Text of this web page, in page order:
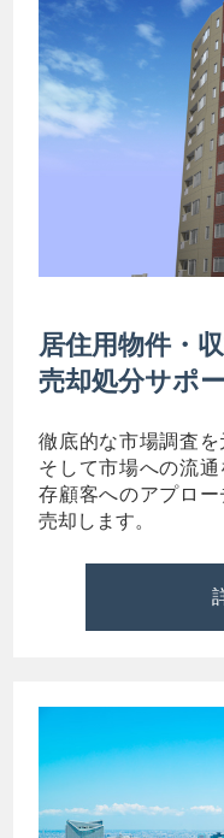
居住用物件・
売却処分サポ
徹底的な市場調査を
そして市場への流
存顧客へのアプロー
売却します。